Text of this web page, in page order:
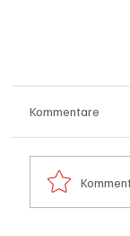
Kommentare